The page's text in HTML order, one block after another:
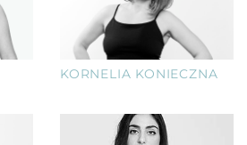
KORNELIA KONIECZNA